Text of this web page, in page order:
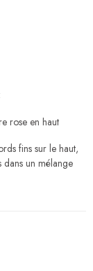
rose en haut
fins sur le haut,
dans un mélange